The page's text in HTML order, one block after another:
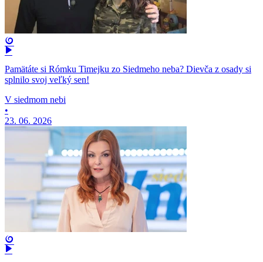
Pamätáte si Rómku Timejku zo Siedmeho neba? Dievča z osady si
splnilo svoj veľký sen!
V siedmom nebi
•
23. 06. 2026